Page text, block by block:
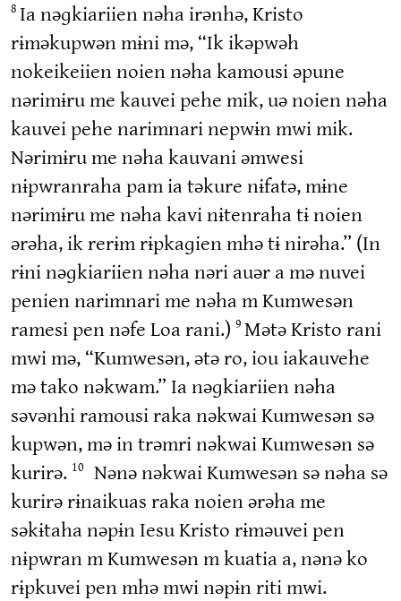
8 Ia nəɡkiariien nəha irənhə, Kristo
rɨməkupwən mɨni mə, “Ik ikəpwəh
nokeikeiien noien nəha kamousi əpune
nərimɨru me kauvei pehe mik, uə noien nəha
kauvei pehe narimnari nepwɨn mwi mik.
Nərimɨru me nəha kauvani əmwesi
nɨpwranraha pam ia təkure nɨfatə, mɨne
nərimɨru me nəha kavi nɨtenraha tɨ noien
ərəha, ik rerɨm rɨpkaɡien mhə tɨ nirəha.” (In
rɨni nəɡkiariien nəha nəri auər a mə nuvei
penien narimnari me nəha m Kumwesən
ramesi pen nəfe Loa rani.) 9 Mətə Kristo rani
mwi mə, “Kumwesən, ətə ro, iou iakauvehe
mə tako nəkwam.” Ia nəɡkiariien nəha
səvənhi ramousi raka nəkwai Kumwesən sə
kupwən, mə in trəmri nəkwai Kumwesən sə
kurirə. 10
Nənə nəkwai Kumwesən sə nəha sə
kurirə rɨnaikuas raka noien ərəha me
səkɨtaha nəpɨn Iesu Kristo rɨməuvei pen
nɨpwran m Kumwesən m kuatia a, nənə ko
rɨpkuvei pen mhə mwi nəpɨn riti mwi.